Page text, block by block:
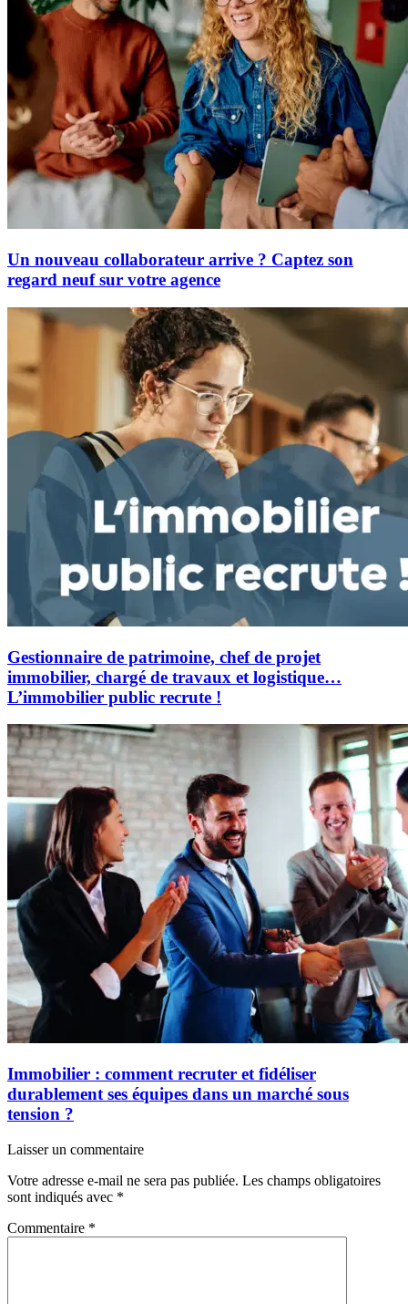
Un nouveau collaborateur arrive ? Captez son
regard neuf sur votre agence
Gestionnaire de patrimoine, chef de projet
immobilier, chargé de travaux et logistique…
L’immobilier public recrute !
Immobilier : comment recruter et fidéliser
durablement ses équipes dans un marché sous
tension ?
Laisser un commentaire
Votre adresse e-mail ne sera pas publiée. Les champs obligatoires
sont indiqués avec *
Commentaire *